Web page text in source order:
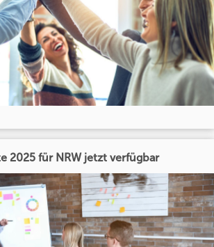
2025 für NRW jetzt verfügbar